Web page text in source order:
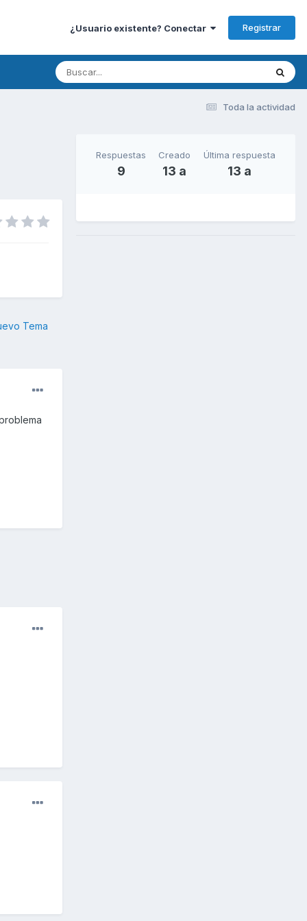
¿Usuario existente? Conectar Registrar
Toda la actividad
Tema
Respuestas
9
Creado
13 a
Última respuesta
13 a